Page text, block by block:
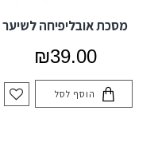
מסכת אובליפיחה לשיער
₪39.00
הוסף לסל